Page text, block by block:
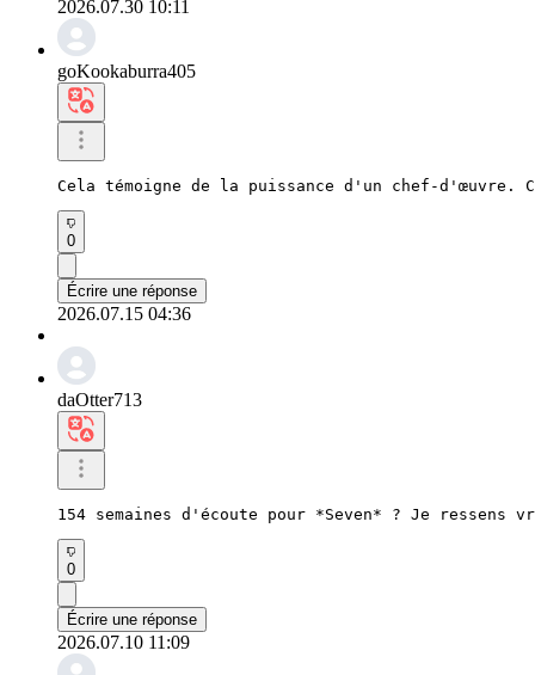
2026.07.30 10:11
goKookaburra405
Cela témoigne de la puissance d'un chef-
0
Écrire une réponse
2026.07.15 04:36
daOtter713
154 semaines d'écoute pour *Seven* ? Je
0
Écrire une réponse
2026.07.10 11:09